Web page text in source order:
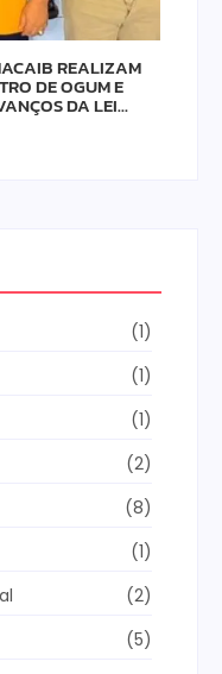
REALIZAM
DE OGUM E
DA LEI…
(1)
(1)
(1)
(2)
(8)
(1)
(2)
(5)